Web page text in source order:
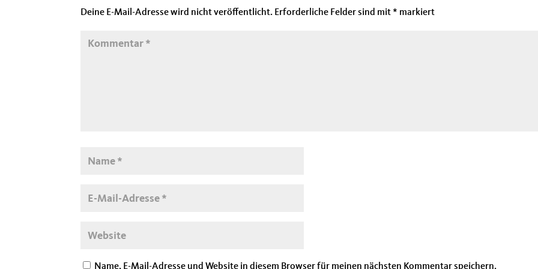
Deine E-Mail-Adresse wird nicht veröffentlicht. Erforderliche Felder sind mit* markiert
Name, E-Mail-Adresse und Website in diesem Browser für meinen nächsten Kommentar speichern.